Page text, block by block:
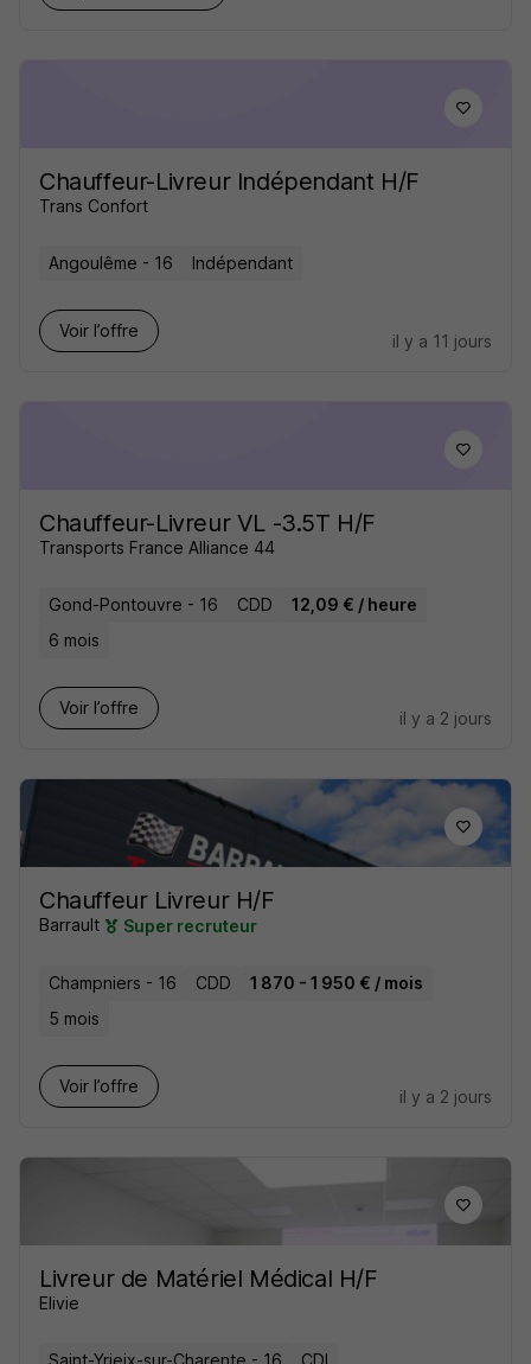
Chauffeur-Livreur Indépendant H/F
Trans Confort
Angoulême - 16 Indépendant
Voir l’offre
il y a 11 jours
Chauffeur-Livreur VL -3.5T H/F
Transports France Alliance 44
Gond-Pontouvre - 16 CDD
12,09 € / heure
6 mois
Voir l’offre
il y a 2 jours
Chauffeur Livreur H/F
Barrault Super recruteur
Champniers - 16 CDD
1 870 - 1 950 € / mois
5 mois
Voir l’offre
il y a 2 jours
Livreur de Matériel Médical H/F
Elivie